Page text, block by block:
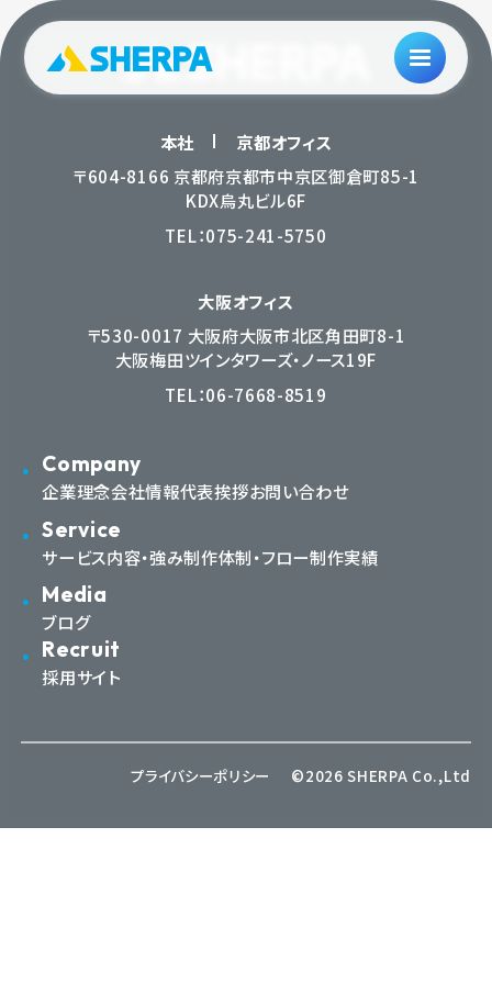
本社
京都オフィス
〒604-8166 京都府京都市中京区御倉町85-1
KDX烏丸ビル6F
TEL：075-241-5750
大阪オフィス
〒530-0017 大阪府大阪市北区角田町8-1
大阪梅田ツインタワーズ・ノース19F
TEL：06-7668-8519
Company
企業理念会社情報代表挨拶お問い合わせ
Service
サービス内容・強み制作体制・フロー制作実績
Media
ブログ
Recruit
採用サイト
プライバシーポリシー ©2026 SHERPA Co.,Ltd